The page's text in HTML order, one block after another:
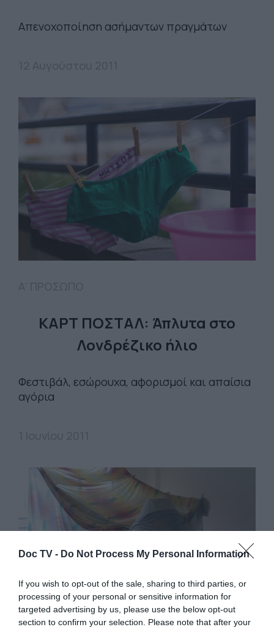
Doc TV - Do Not Process My Personal Information
If you wish to opt-out of the sale, sharing to third parties, or
processing of your personal or sensitive information for
targeted advertising by us, please use the below opt-out
section to confirm your selection. Please note that after your
Απενοχοποίηση ασήμαντων πραγμάτων
ΚΑΡΤ ΠΟΣΤΑΛ: Άπλυτα στο
Λονδρέζικο ήλιο
Φεστιβάλ, εσώρουχα, αφορισμοί και απαίσια
αγόρια